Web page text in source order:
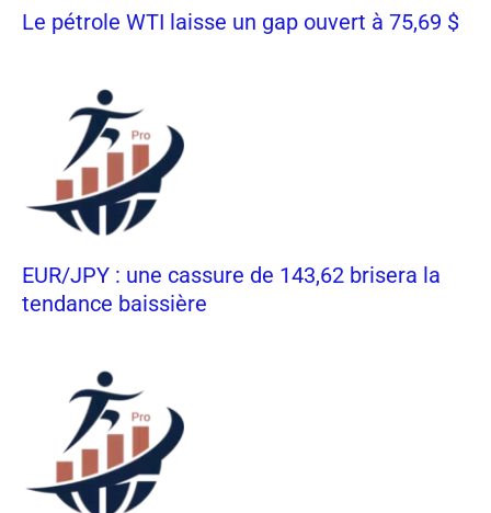
Le pétrole WTI laisse un gap ouvert à 75,69 $
EUR/JPY : une cassure de 143,62 brisera la
tendance baissière